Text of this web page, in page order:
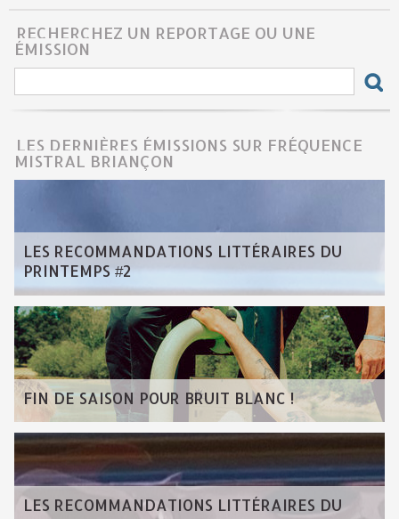
RECHERCHEZ UN REPORTAGE OU UNE
ÉMISSION
LES DERNIÈRES ÉMISSIONS SUR FRÉQUENCE
MISTRAL BRIANÇON
LES RECOMMANDATIONS LITTÉRAIRES DU
PRINTEMPS #2
FIN DE SAISON POUR BRUIT BLANC !
LES RECOMMANDATIONS LITTÉRAIRES DU